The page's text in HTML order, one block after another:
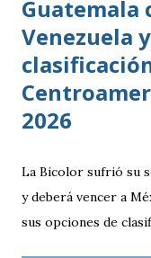
Guatemala
Venezuela
2026
La Bicolor sufrió su
y deberá vencer a
sus opciones de